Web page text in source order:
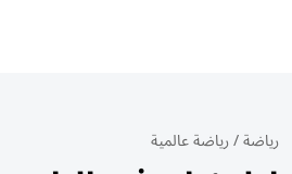
رياضة/رياضة عالمية